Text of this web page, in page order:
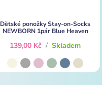
Dětské ponožky Stay-on-Socks
NEWBORN 1pár Blue Heaven
139,00 Kč / Skladem